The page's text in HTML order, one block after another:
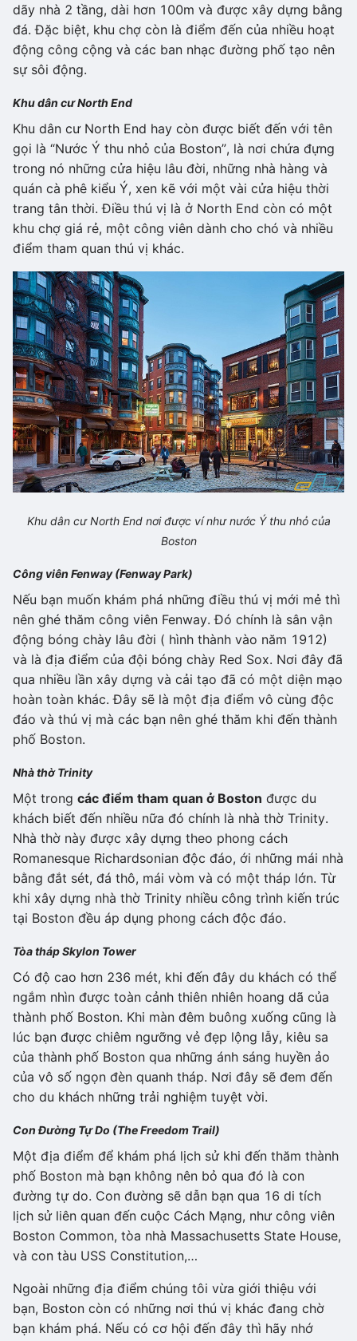
dãy nhà 2 tầng, dài hơn 100m và được xây dựng bằng
đá. Đặc biệt, khu chợ còn là điểm đến của nhiều hoạt
động công cộng và các ban nhạc đường phố tạo nên
sự sôi động.
Khu dân cư North End
Khu dân cư North End hay còn được biết đến với tên
gọi là “Nước Ý thu nhỏ của Boston”, là nơi chứa đựng
trong nó những cửa hiệu lâu đời, những nhà hàng và
quán cà phê kiểu Ý, xen kẽ với một vài cửa hiệu thời
trang tân thời. Điều thú vị là ở North End còn có một
khu chợ giá rẻ, một công viên dành cho chó và nhiều
điểm tham quan thú vị khác.
Khu dân cư North End nơi được ví như nước Ý thu nhỏ của
Boston
Công viên Fenway (Fenway Park)
Nếu bạn muốn khám phá những điều thú vị mới mẻ thì
nên ghé thăm công viên Fenway. Đó chính là sân vận
động bóng chày lâu đời ( hình thành vào năm 1912)
và là địa điểm của đội bóng chày Red Sox. Nơi đây đã
qua nhiều lần xây dựng và cải tạo đã có một diện mạo
hoàn toàn khác. Đây sẽ là một địa điểm vô cùng độc
đáo và thú vị mà các bạn nên ghé thăm khi đến thành
phố Boston.
Nhà thờ Trinity
Một trong các điểm tham quan ở Boston được du
khách biết đến nhiều nữa đó chính là nhà thờ Trinity.
Nhà thờ này được xây dựng theo phong cách
Romanesque Richardsonian độc đáo, ới những mái nhà
bằng đắt sét, đá thô, mái vòm và có một tháp lớn. Từ
khi xây dựng nhà thờ Trinity nhiều công trình kiến trúc
tại Boston đều áp dụng phong cách độc đáo.
Tòa tháp Skylon Tower
Có độ cao hơn 236 mét, khi đến đây du khách có thể
ngắm nhìn được toàn cảnh thiên nhiên hoang dã của
thành phố Boston. Khi màn đêm buông xuống cũng là
lúc bạn được chiêm ngưỡng vẻ đẹp lộng lẫy, kiêu sa
của thành phố Boston qua những ánh sáng huyền ảo
của vô số ngọn đèn quanh tháp. Nơi đây sẽ đem đến
cho du khách những trải nghiệm tuyệt vời.
Con Đường Tự Do (The Freedom Trail)
Một địa điểm để khám phá lịch sử khi đến thăm thành
phố Boston mà bạn không nên bỏ qua đó là con
đường tự do. Con đường sẽ dẫn bạn qua 16 di tích
lịch sử liên quan đến cuộc Cách Mạng, như công viên
Boston Common, tòa nhà Massachusetts State House,
và con tàu USS Constitution,…
Ngoài những địa điểm chúng tôi vừa giới thiệu với
bạn, Boston còn có những nơi thú vị khác đang chờ
bạn khám phá. Nếu có cơ hội đến đây thì hãy nhớ